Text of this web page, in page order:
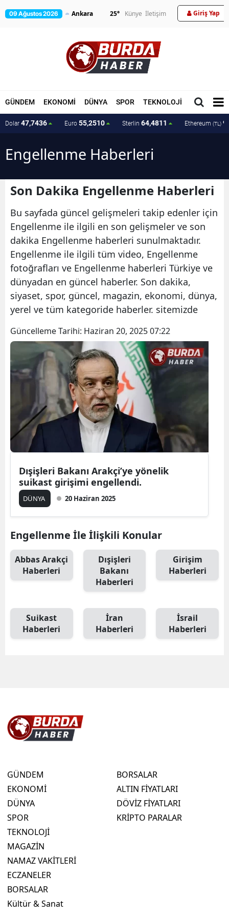
09 Ağustos 2026 25° Künye İletişim Giriş Yap
GÜNDEM EKONOMİ DÜNYA SPOR TEKNOLOJİ MAGAZİN
Dolar 47,7436 Euro 55,2510 Sterlin 64,4811 Ethereum (TL)
Engellenme Haberleri
Son Dakika Engellenme Haberleri
Bu sayfada güncel gelişmeleri takip edenler için
Engellenme ile ilgili en son gelişmeler ve son
dakika Engellenme haberleri sunulmaktadır.
Engellenme ile ilgili tüm video, Engellenme
fotoğrafları ve Engellenme haberleri Türkiye ve
dünyadan en güncel haberler. Son dakika,
siyaset, spor, güncel, magazin, ekonomi, dünya,
yerel ve tüm kategoride haberler. sitemizde
Güncelleme Tarihi: Haziran 20, 2025 07:22
Dışişleri Bakanı Arakçi’ye yönelik
suikast girişimi engellendi.
DÜNYA 20 Haziran 2025
Engellenme İle İlişkili Konular
Abbas Arakçi
Haberleri
Dışişleri
Bakanı
Haberleri
Girişim
Haberleri
Suikast
Haberleri
İran
Haberleri
İsrail
Haberleri
GÜNDEM
EKONOMİ
DÜNYA
SPOR
TEKNOLOJİ
MAGAZİN
NAMAZ VAKİTLERİ
ECZANELER
BORSALAR
Kültür & Sanat
BORSALAR
ALTIN FİYATLARI
DÖVİZ FİYATLARI
KRİPTO PARALAR